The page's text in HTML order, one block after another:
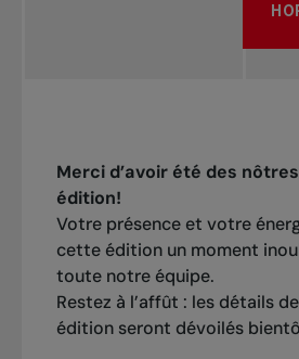
Merci d’avoir été des
édition!
Votre présence et votre
cette édition un moment
toute notre équipe.
Restez à l’affût : les détails
édition seront dévoilés